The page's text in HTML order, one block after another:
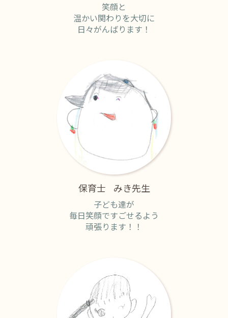
笑顔と
温かい関わりを大切に
日々がんばります！
保育士 みき先生
子ども達が
毎日笑顔ですごせるよう
頑張ります！！